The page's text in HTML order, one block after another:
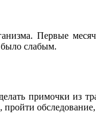
Первые
слабым.
примочки из
пройти